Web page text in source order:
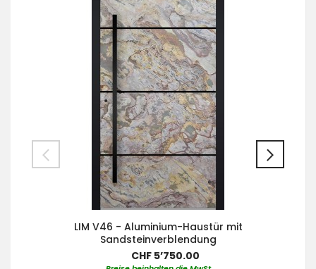
LIM V46 - Aluminium-Haustür mit
Sandsteinverblendung
CHF 5’750.00